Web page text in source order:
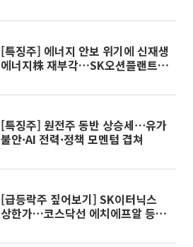
[특징주] 에너지 안보 위기에 신재생
에너지株 재부각…SK오션플랜트
[특징주] 원전주 동반 상승세⋯유가
불안·AI 전력·정책 모멘텀 겹쳐
[급등락주 짚어보기] SK이터닉스
상한가…코스닥선 에치에프알 등